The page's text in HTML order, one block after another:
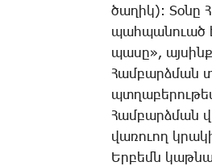
ծա­ղիկ): Տօ­նը
պահ­պա­նո­ւած
պա­սը»,
Համ­բարձ­ման
Համ­բարձ­ման
վա­ռո­ւող
Եր­բեմն